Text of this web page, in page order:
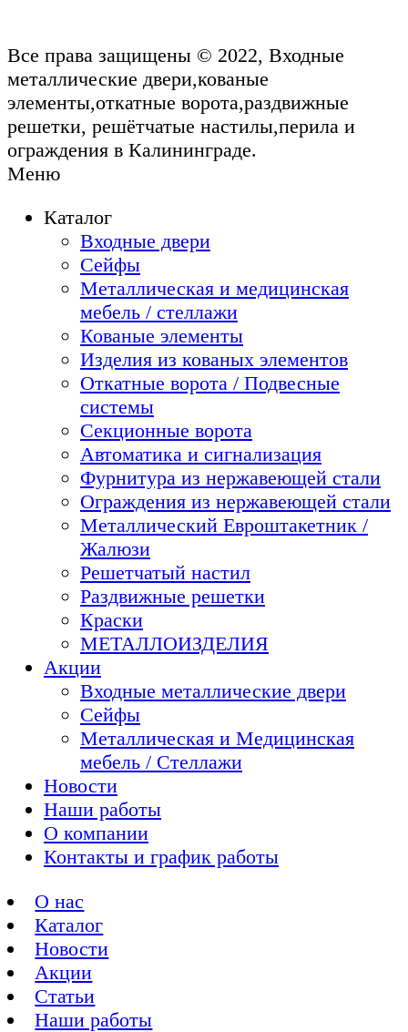
Все права защищены © 2022, Входные
металлические двери,кованые
элементы,откатные ворота,раздвижные
решетки, решётчатые настилы,перила и
ограждения в Калининграде.
Меню
Каталог
Входные двери
Сейфы
Металлическая и медицинская
мебель / стеллажи
Кованые элементы
Изделия из кованых элементов
Откатные ворота / Подвесные
системы
Секционные ворота
Автоматика и сигнализация
Фурнитура из нержавеющей стали
Ограждения из нержавеющей стали
Металлический Евроштакетник /
Жалюзи
Решетчатый настил
Раздвижные решетки
Краски
МЕТАЛЛОИЗДЕЛИЯ
Акции
Входные металлические двери
Сейфы
Металлическая и Медицинская
мебель / Стеллажи
Новости
Наши работы
О компании
Контакты и график работы
О нас
Каталог
Новости
Акции
Статьи
Наши работы